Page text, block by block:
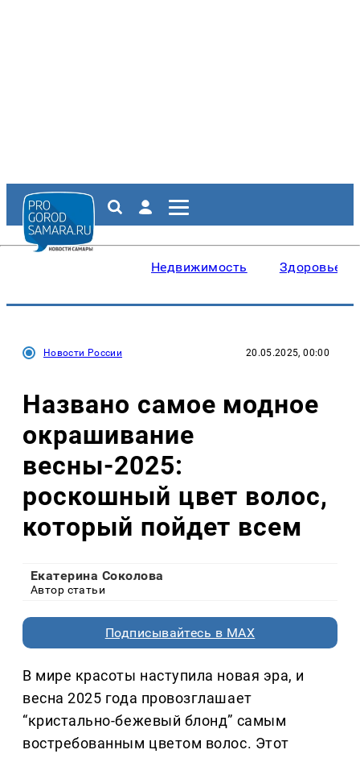
Недвижимость Здоровье
Новости России 20.05.2025, 00:00
Названо самое модное
окрашивание
весны-2025:
роскошный цвет волос,
который пойдет всем
Екатерина Соколова
Автор статьи
Подписывайтесь в MAX
В мире красоты наступила новая эра, и
весна 2025 года провозглашает
“кристально-бежевый блонд” самым
востребованным цветом волос. Этот